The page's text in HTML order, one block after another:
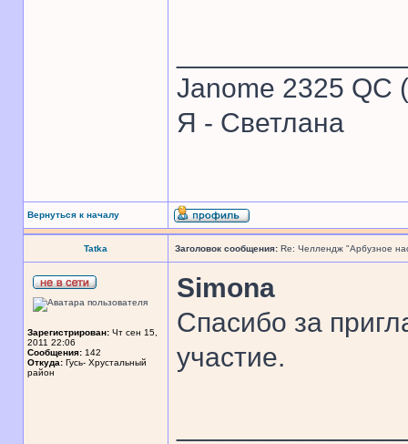
Janome 2325 QC
Я - Светлана
Вернуться к началу
Tatka Заголовок сообщения: Re: Челлендж "Арбузное
Зарегистрирован: Чт сен 15,
2011 22:06
Сообщения: 142
Откуда: Гусь- Хрустальный
район
Simona
Спасибо за
участие.